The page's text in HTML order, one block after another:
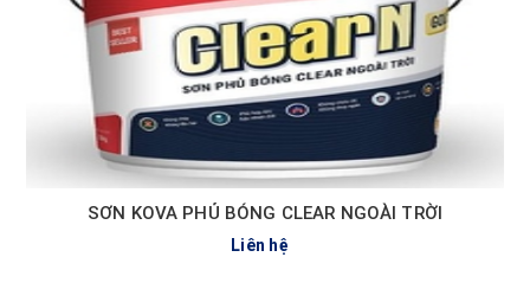
SƠN KOVA PHỦ BÓNG CLEAR NGOÀI TRỜI
Liên hệ